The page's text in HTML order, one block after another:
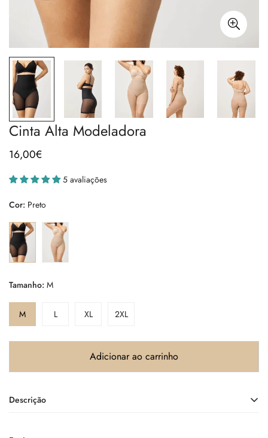
Cinta Alta Modeladora
Preço
16,00€
5 avaliações
Cor: Preto
Tamanho: M
M L XL 2XL
Adicionar ao carrinho
Descrição